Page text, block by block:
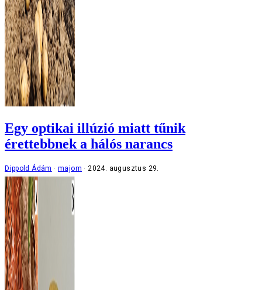
Egy optikai illúzió miatt tűnik
érettebbnek a hálós narancs
Dippold Ádám majom 2024. augusztus 29.